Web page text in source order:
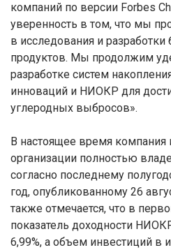
компаний по версии Forbes
уверенность в том, что мы
в исследования и
продуктов. Мы продолжим
разработке систем
инноваций и НИОКР для
углеродных выбросов».
В настоящее время компания
организации полностью
согласно последнему
год, опубликованному 26
также отмечается, что в
показатель доходности
6,99%, а объем инвестиций в